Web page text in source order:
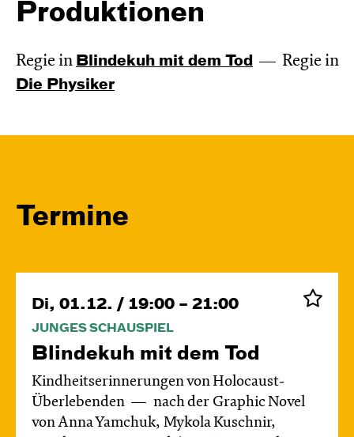
Produktionen
Regie in Blinde­kuh mit dem Tod Regie in
Die Physiker
Termine
Di, 01.12. / 19:00 – 21:00
JUNGES SCHAUSPIEL
Blinde­kuh mit dem Tod
Kindheitserinnerungen von Holocaust-
Überlebenden
nach der Graphic Novel
von Anna Yamchuk, Mykola Kuschnir,